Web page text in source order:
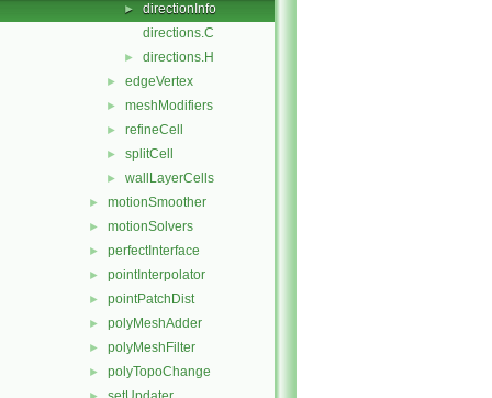
►
directionInfo
directions.C
► directions.H
► edgeVertex
► meshModifiers
► refineCell
► splitCell
► wallLayerCells
► motionSmoother
► motionSolvers
► perfectInterface
► pointInterpolator
► pointPatchDist
► polyMeshAdder
► polyMeshFilter
► polyTopoChange